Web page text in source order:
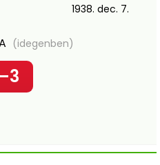
1938. dec. 7.
(idegenben)